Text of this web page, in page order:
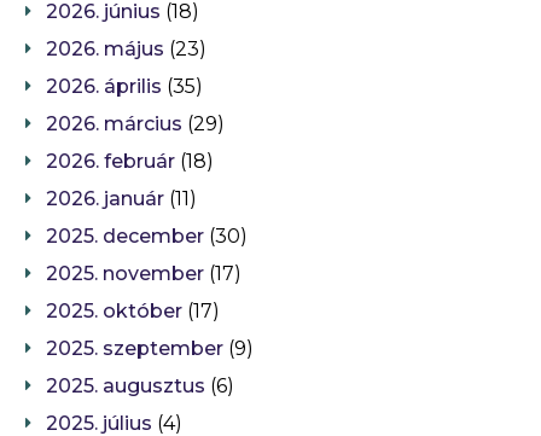
2026. június (18)
2026. május (23)
2026. április (35)
2026. március (29)
2026. február (18)
2026. január (11)
2025. december (30)
2025. november (17)
2025. október (17)
2025. szeptember (9)
2025. augusztus (6)
2025. július (4)